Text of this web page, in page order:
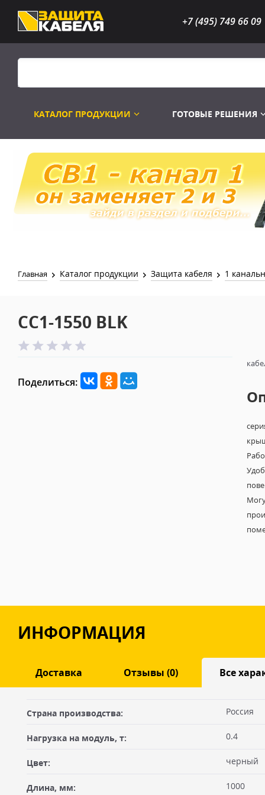
+7 (495) 749 66 09
КАТАЛОГ ПРОДУКЦИИ
Распродажа Лампы
ГОТОВЫЕ РЕШЕНИЯ
Главная Каталог продукции Защита кабеля 1
CC1-1550 BLK
Поделиться:
ИНФОРМАЦИЯ
Доставка Отзывы (0) Все
ДОСТАВКА
Самовывоз из офиса
Вы можете забрать товар из офиса (метро "Бутырская") после
себе доверенность или печать организации плательщика,
Оставить отзыв
Ваше имя
Страна производства: Россия
Нагрузка на модуль, т: 0.4
Цвет: черный
Длина, мм: 1000